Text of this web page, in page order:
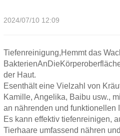
2024/07/10 12:09
Tiefenreinigung,Hemmt das
BakterienAnDie
der Haut.
Esenthält eine Vielzahl von
Kamille, Angelika, Baibu usw.,
an nährenden und funktionellen
Es kann effektiv tiefenreinigen,
Tierhaare umfassend nähren